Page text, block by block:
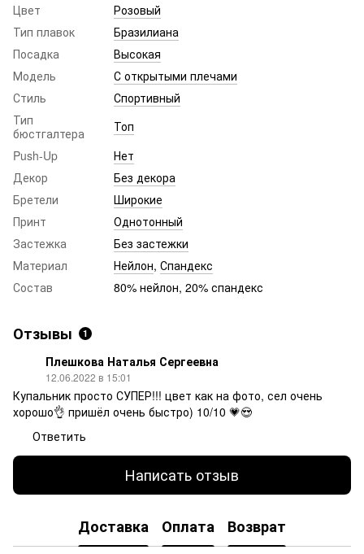
Цвет
Розовый
Тип плавок
Бразилиана
Посадка
Высокая
Модель
С открытыми плечами
Стиль
Спортивный
Тип
бюстгалтера
Топ
Push-Up
Нет
Декор
Без декора
Бретели
Широкие
Принт
Однотонный
Застежка
Без застежки
Материал
Нейлон, Спандекс
Состав
80% нейлон, 20% спандекс
Отзывы 1
Плешкова Наталья Сергеевна
12.06.2022 в 15:01
Купальник просто СУПЕР!!! цвет как на фото, сел очень
хорошо👌 пришёл очень быстро) 10/10 💗😍
Ответить
Написать отзыв
Доставка Оплата Возврат